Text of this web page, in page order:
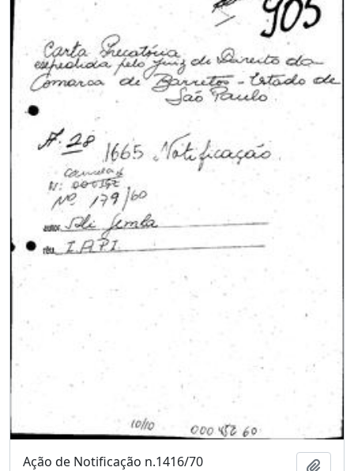
Ação de Notificação n.1416/70